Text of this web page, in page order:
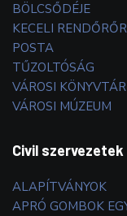
BÖLCSŐDÉJE
KECELI
POSTA
TŰZOLTÓSÁG
VÁROSI
VÁROSI MÚZEUM
Civil szervezetek
ALAPÍTVÁNYOK
APRÓ GOMBOK